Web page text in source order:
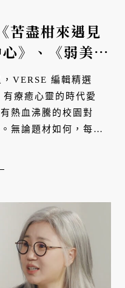
苦盡柑來遇見
》、《弱美男
與IMDb評分
VERSE 編輯精選
療癒心靈的時代愛
熱血沸騰的校園對
無論題材如何，每部